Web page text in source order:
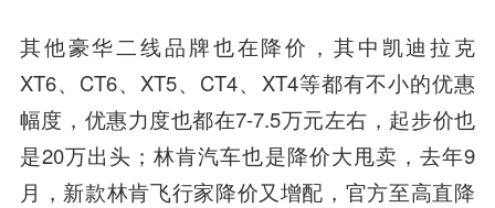
其他豪华二线品牌也在降价，其中凯迪拉克
XT6、CT6、XT5、CT4、XT4等都有不小的优惠
幅度，优惠力度也都在7-7.5万元左右，起步价也
是20万出头；林肯汽车也是降价大甩卖，去年9
月，新款林肯飞行家降价又增配，官方至高直降